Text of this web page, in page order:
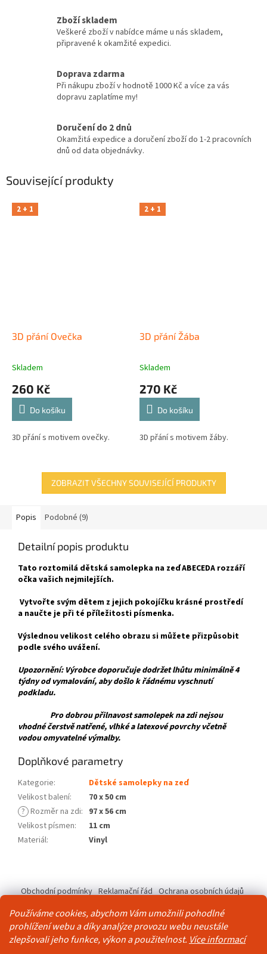
Používáme cookies, abychom Vám umožnili pohodlné
prohlížení webu a díky analýze provozu webu neustále
zlepšovali jeho funkce, výkon a použitelnost. Více informací
Zboží skladem
Veškeré zboží v nabídce máme u nás skladem,
připravené k okamžité expedici.
Doprava zdarma
Při nákupu zboží v hodnotě 1000 Kč a více za vás
dopravu zaplatíme my!
Doručení do 2 dnů
Okamžitá expedice a doručení zboží do 1-2 pracovních
dnů od data objednávky.
Související produkty
2 + 1
3D přání Ovečka
Skladem
260 Kč
Do košíku
3D přání s motivem ovečky.
2 + 1
3D přání Žába
Skladem
270 Kč
Do košíku
3D přání s motivem žáby.
ZOBRAZIT VŠECHNY SOUVISEJÍCÍ PRODUKTY
Popis Podobné (9)
Detailní popis produktu
Tato roztomilá dětská samolepka na zeď ABECEDA rozzáří
očka vašich nejmilejších.
Vytvořte svým dětem z jejich pokojíčku krásné prostředí
a naučte je při té příležitosti písmenka.
Výslednou velikost celého obrazu si můžete přizpůsobit
podle svého uvážení.
Upozornění: Výrobce doporučuje dodržet lhůtu minimálně 4
týdny od vymalování, aby došlo k řádnému vyschnutí
podkladu.
Pro dobrou přilnavost samolepek na zdi nejsou
vhodné čerstvě natřené, vlhké a latexové povrchy včetně
vodou omyvatelné výmalby.
Doplňkové parametry
Kategorie:
Dětské samolepky na zeď
Velikost balení:
70 x 50 cm
? Rozměr na zdi: 97 x 56 cm
Velikost písmen:
11 cm
Materiál: Vinyl
p
Obchodní podmínky Reklamační řád Ochrana osobních údajů